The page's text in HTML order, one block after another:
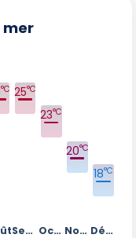
mer
°C
Septembre
25°C
Octobre
23°C
Novembre
20°C
Décembre
18°C